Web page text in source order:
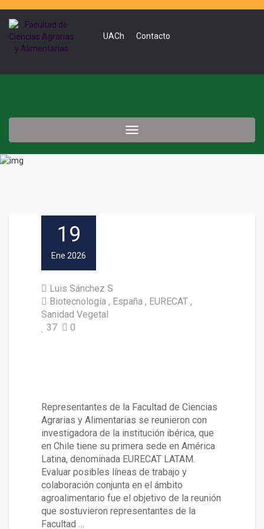
UACh Contacto
Toggle
navigation
19
Ene 2026
Luis Sánchez S
Biotecnología
España
EURECAT
Sanidad Vegetal
37
0
Representantes de la Facultad de Ciencias
Agrarias y Alimentarias se reunieron con
investigadora de la institución ibérica, que
en Chile tiene su primera sede en América
Latina, denominada EURECAT LATAM.
Evaluar posibles líneas de trabajo y
colaboración conjunta en el ámbito
agroalimentario fue el objetivo de la reunión
que sostuvieron representantes de la
Facultad …